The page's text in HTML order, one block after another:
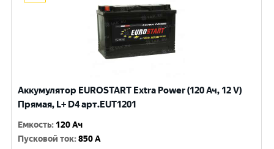
Аккумулятор EUROSTART Extra Power (120 Ач, 12 V)
Прямая, L+ D4 арт.EUT1201
Емкость: 120 Ач
Пусковой ток:850 A